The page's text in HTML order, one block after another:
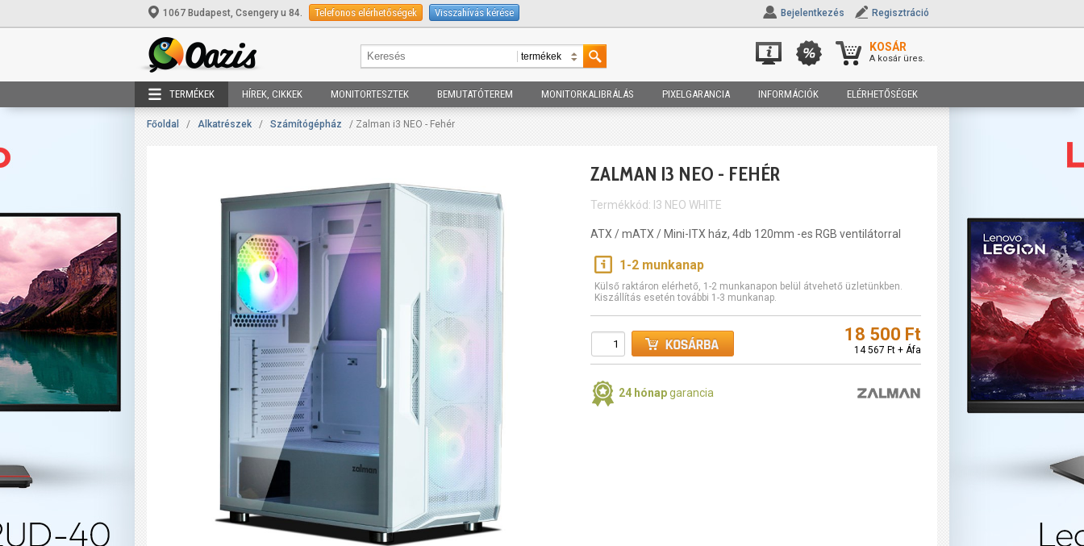
1067 Budapest, Csengery u 84. Telefonos elérhetőségek Visszahívás kérése Bejelentkezés Regisztráció
KOSÁR
A kosár üres.
TERMÉKEK HÍREK, CIKKEK MONITORTESZTEK BEMUTATÓTEREM MONITORKALIBRÁLÁS PIXELGARANCIA INFORMÁCIÓK ELÉRHETŐSÉGEK
Főoldal / Alkatrészek / Számítógépház / Zalman i3 NEO - Fehér
ZALMAN I3 NEO - FEHÉR
Termékkód: I3 NEO WHITE
ATX / mATX / Mini-ITX ház, 4db 120mm -es RGB ventilátorral
1-2 munkanap
Külső raktáron elérhető, 1-2 munkanapon belül átvehető üzletünkben.
Kiszállítás esetén további 1-3 munkanap.
18 500 Ft
14 567 Ft + Áfa
24 hónapgarancia